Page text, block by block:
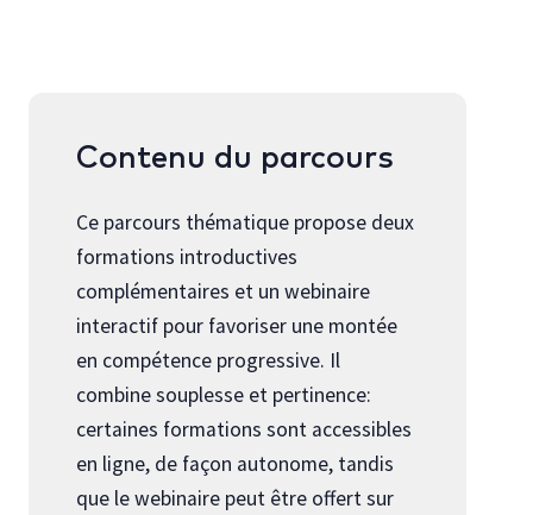
Contenu du parcours
Ce parcours thématique propose deux
formations introductives
complémentaires et un webinaire
interactif pour favoriser une montée
en compétence progressive. Il
combine souplesse et pertinence:
certaines formations sont accessibles
en ligne, de façon autonome, tandis
que le webinaire peut être offert sur